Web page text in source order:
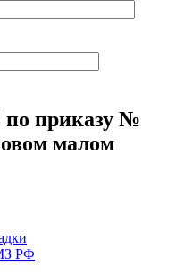
приказу №
малом
РФ